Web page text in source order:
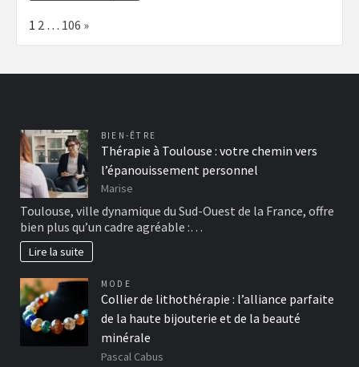
Page:
1 2 … 106 Next
»
BIEN-ÊTRE
Thérapie à Toulouse : votre chemin vers
l’épanouissement personnel
Marise
Toulouse, ville dynamique du Sud-Ouest de la France, offre
bien plus qu’un cadre agréable :…
Lire la suite
MODE
Collier de lithothérapie : l’alliance parfaite
de la haute bijouterie et de la beauté
minérale
Pascal Cabus